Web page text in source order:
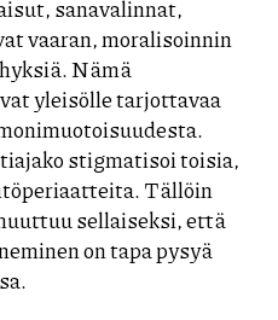
sanavalinnat,
vaaran, moralisoinnin
Nämä
yleisölle tarjottavaa
stigmatisoi toisia,
Tällöin
sellaiseksi, että
on tapa pysyä